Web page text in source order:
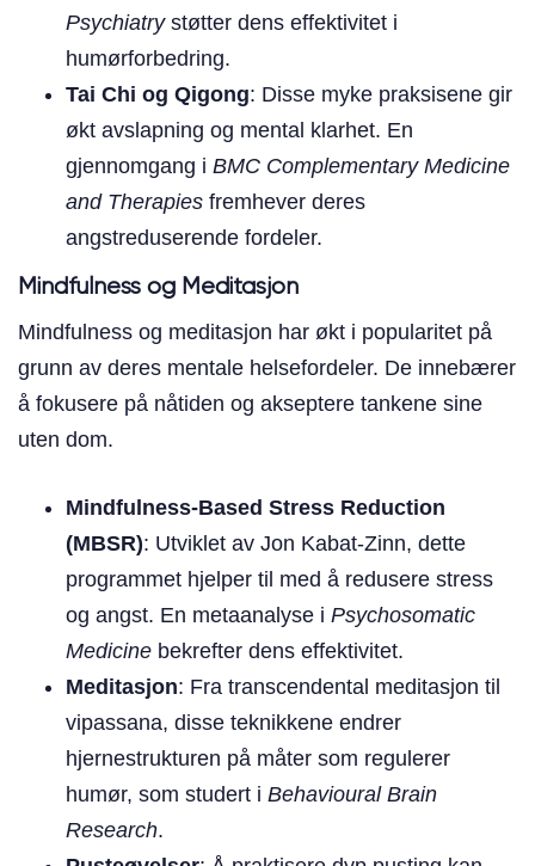
Psychiatrystøtter dens effektivitet i
humørforbedring.
Tai Chi og Qigong: Disse myke praksisene gir
økt avslapning og mental klarhet. En
gjennomgang i BMC Complementary Medicine
and Therapies fremhever deres
angstreduserende fordeler.
Mindfulness og Meditasjon
Mindfulness og meditasjon har økt i popularitet på
grunn av deres mentale helsefordeler. De innebærer
å fokusere på nåtiden og akseptere tankene sine
uten dom.
Mindfulness-Based Stress Reduction
(MBSR): Utviklet av Jon Kabat-Zinn, dette
programmet hjelper til med å redusere stress
og angst. En metaanalyse i Psychosomatic
Medicine bekrefter dens effektivitet.
Meditasjon: Fra transcendental meditasjon til
vipassana, disse teknikkene endrer
hjernestrukturen på måter som regulerer
humør, som studert i Behavioural Brain
Research.